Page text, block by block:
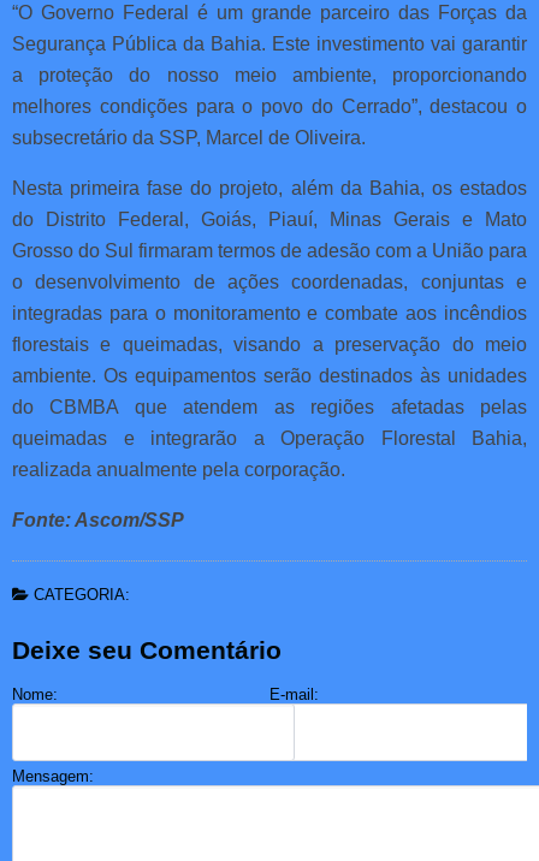
“O Governo Federal é um grande parceiro das Forças da
Segurança Pública da Bahia. Este investimento vai garantir
a proteção do nosso meio ambiente, proporcionando
melhores condições para o povo do Cerrado”, destacou o
subsecretário da SSP, Marcel de Oliveira.
Nesta primeira fase do projeto, além da Bahia, os estados
do Distrito Federal, Goiás, Piauí, Minas Gerais e Mato
Grosso do Sul firmaram termos de adesão com a União para
o desenvolvimento de ações coordenadas, conjuntas e
integradas para o monitoramento e combate aos incêndios
florestais e queimadas, visando a preservação do meio
ambiente. Os equipamentos serão destinados às unidades
do CBMBA que atendem as regiões afetadas pelas
queimadas e integrarão a Operação Florestal Bahia,
realizada anualmente pela corporação.
Fonte: Ascom/SSP
CATEGORIA:
Deixe seu Comentário
Nome: E-mail:
Mensagem: